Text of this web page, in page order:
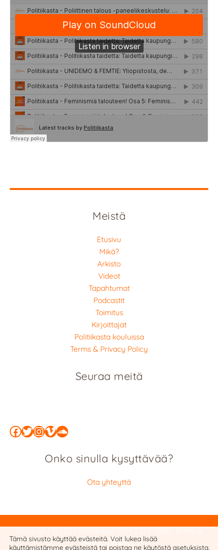
Meistä
Etusivu
Mikä?
Arkisto
Videot
Tapahtumat
Podcastit
Toimitus
Kirjoittajat
Politiikasta kouluissa
Terms & Privacy Policy
Seuraa meitä
Facebook
Twitter
Instagram
Vimeo
SoundCloud
Onko sinulla kysyttävää?
Ota yhteyttä
Privacy Policy
Tämä sivusto käyttää evästeitä. Voit lukea lisää
käyttämistämme evästeistä tai poistaa ne käytöstä asetuksista.